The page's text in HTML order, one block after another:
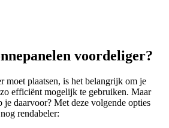
voordeliger?
moet plaatsen, is het belangrijk om je
efficiënt mogelijk te gebruiken. Maar
daarvoor? Met deze volgende opties
rendabeler: